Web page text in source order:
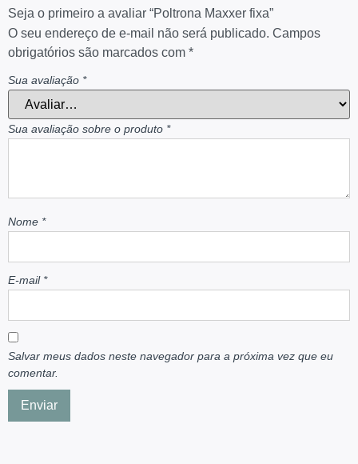
Seja o primeiro a avaliar “Poltrona Maxxer fixa”
O seu endereço de e-mail não será publicado. Campos
obrigatórios são marcados com *
Sua avaliação *
Sua avaliação sobre o produto *
Nome *
E-mail *
Salvar meus dados neste navegador para a próxima vez que eu
comentar.